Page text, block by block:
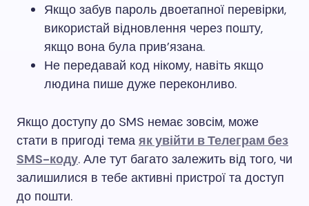
Якщо забув пароль двоетапної перевірки,
використай відновлення через пошту,
якщо вона була прив’язана.
Не передавай код нікому, навіть якщо
людина пише дуже переконливо.
Якщо доступу до SMS немає зовсім, може
стати в пригоді тема як увійти в Телеграм без
SMS-коду. Але тут багато залежить від того, чи
залишилися в тебе активні пристрої та доступ
до пошти.